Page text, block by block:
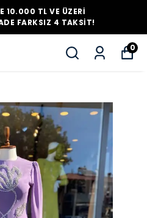
10.000 TL VE ÜZERI
FARKSIZ 4 TAKSIT!
0